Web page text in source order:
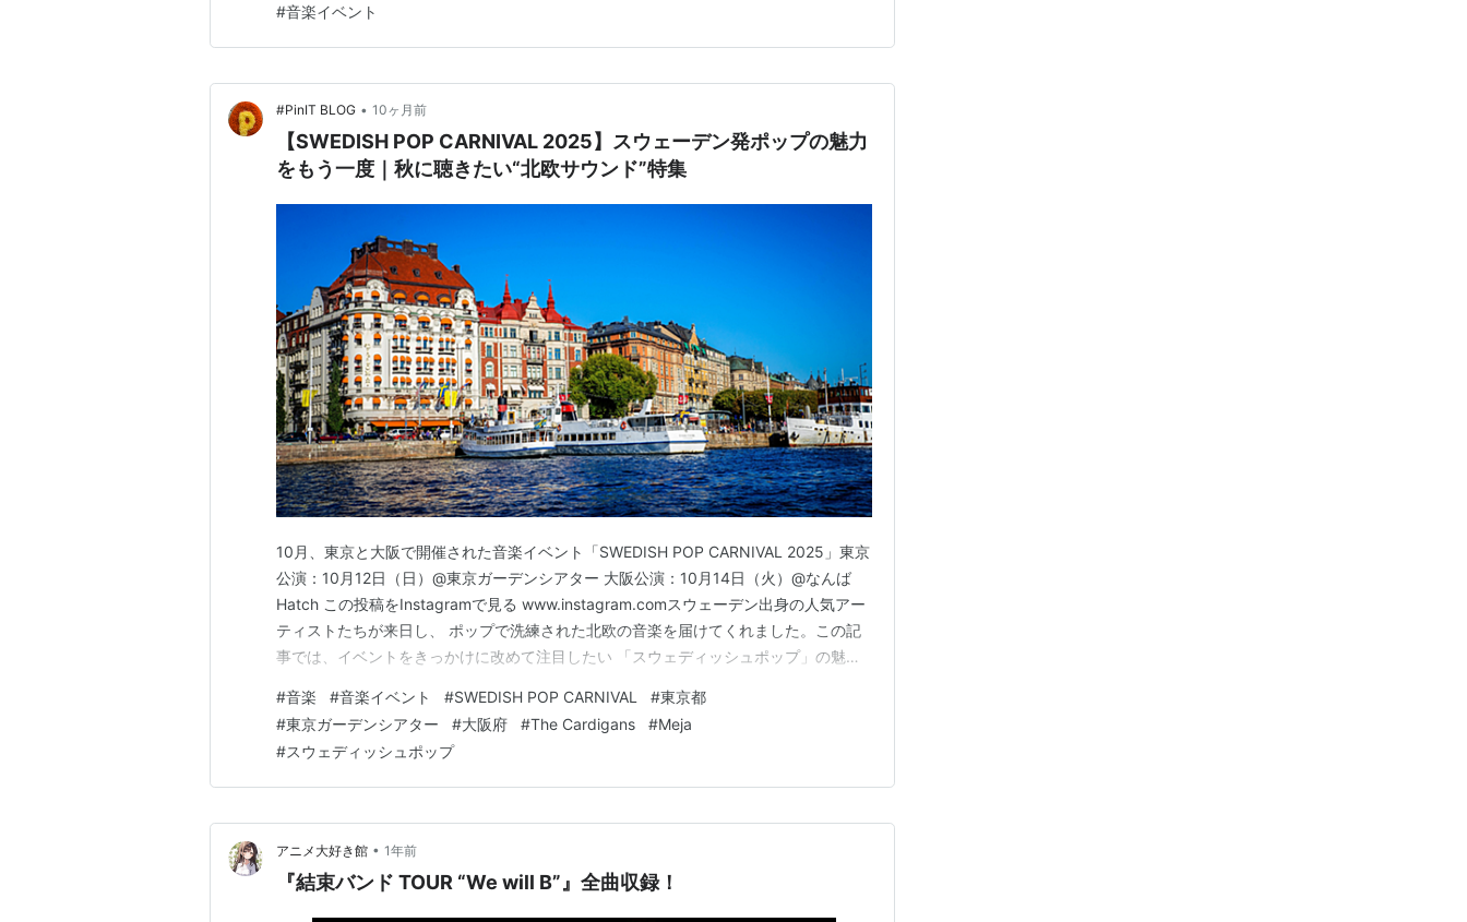
#音楽イベント
#PinIT BLOG • 10ヶ月前
【SWEDISH POP CARNIVAL 2025】スウェーデン発ポップの魅力
をもう一度｜秋に聴きたい“北欧サウンド”特集
10月、東京と大阪で開催された音楽イベント「SWEDISH POP CARNIVAL 2025」東京
公演：10月12日（日）@東京ガーデンシアター 大阪公演：10月14日（火）@なんば
Hatch この投稿をInstagramで見る www.instagram.comスウェーデン出身の人気アー
ティストたちが来日し、 ポップで洗練された北欧の音楽を届けてくれました。この記
事では、イベントをきっかけに改めて注目したい 「スウェディッシュポップ」の魅力
スト＆おすすめ曲 🎧 The Cardigans（ザ・カーディガンズ） …
#音楽 #音楽イベント #SWEDISH POP CARNIVAL #東京都
#東京ガーデンシアター #大阪府 #The Cardigans #Meja
#スウェディッシュポップ
アニメ大好き館 • 1年前
『結束バンド TOUR “We will B”』全曲収録！